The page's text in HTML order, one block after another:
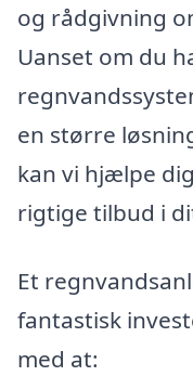
og rådgivning
Uanset om du
en større
kan vi hjælpe
rigtige tilbud i
Et
fantastisk
med at: